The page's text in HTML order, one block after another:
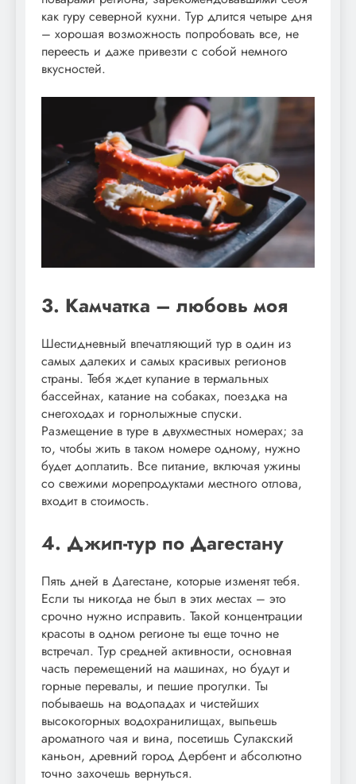
как гуру северной кухни. Тур длится четыре дня
– хорошая возможность попробовать все, не
переесть и даже привезти с собой немного
вкусностей.
3. Камчатка – любовь моя
Шестидневный впечатляющий тур в один из
самых далеких и самых красивых регионов
страны. Тебя ждет купание в термальных
бассейнах, катание на собаках, поездка на
снегоходах и горнолыжные спуски.
Размещение в туре в двухместных номерах; за
то, чтобы жить в таком номере одному, нужно
будет доплатить. Все питание, включая ужины
со свежими морепродуктами местного отлова,
входит в стоимость.
4. Джип-тур по Дагестану
Пять дней в Дагестане, которые изменят тебя.
Если ты никогда не был в этих местах – это
срочно нужно исправить. Такой концентрации
красоты в одном регионе ты еще точно не
встречал. Тур средней активности, основная
часть перемещений на машинах, но будут и
горные перевалы, и пешие прогулки. Ты
побываешь на водопадах и чистейших
высокогорных водохранилищах, выпьешь
ароматного чая и вина, посетишь Сулакский
каньон, древний город Дербент и абсолютно
точно захочешь вернуться.